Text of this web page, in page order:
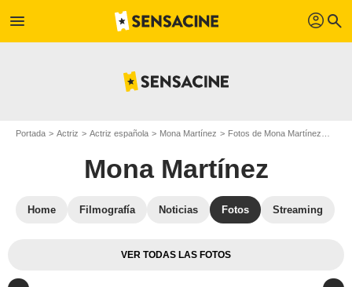
menu profil search
Portada Actriz Actriz española Mona Martínez Fotos de Mona Martínez
Mona Martínez
Home Filmografía Noticias Fotos Streaming
VER TODAS LAS FOTOS